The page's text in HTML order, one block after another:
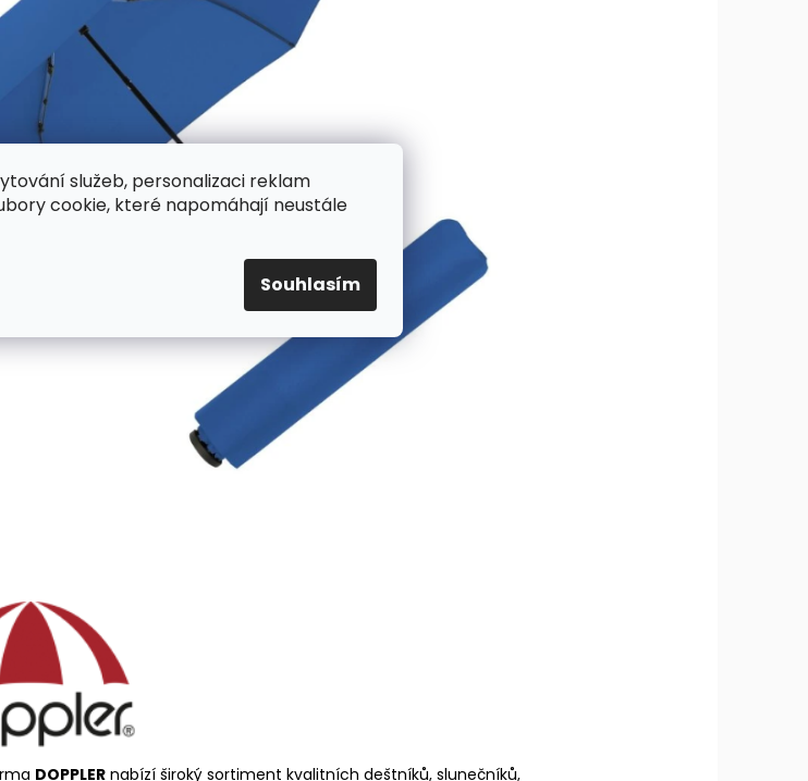
služeb, personalizaci reklam
cookie, které napomáhají neustále
Souhlasím
DOPPLER nabízí široký sortiment kvalitních deštníků, slunečníků,